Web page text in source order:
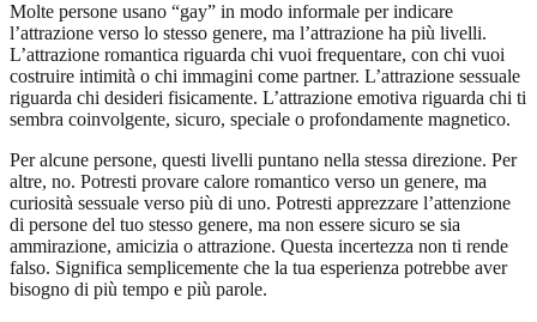
Molte persone usano “gay” in modo informale per indicare
l’attrazione verso lo stesso genere, ma l’attrazione ha più livelli.
L’attrazione romantica riguarda chi vuoi frequentare, con chi vuoi
costruire intimità o chi immagini come partner. L’attrazione sessuale
riguarda chi desideri fisicamente. L’attrazione emotiva riguarda chi ti
sembra coinvolgente, sicuro, speciale o profondamente magnetico.
Per alcune persone, questi livelli puntano nella stessa direzione. Per
altre, no. Potresti provare calore romantico verso un genere, ma
curiosità sessuale verso più di uno. Potresti apprezzare l’attenzione
di persone del tuo stesso genere, ma non essere sicuro se sia
ammirazione, amicizia o attrazione. Questa incertezza non ti rende
falso. Significa semplicemente che la tua esperienza potrebbe aver
bisogno di più tempo e più parole.